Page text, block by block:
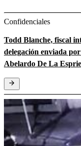
Confidenciales
Todd Blanche, fiscal
delegación enviada
Abelardo De La